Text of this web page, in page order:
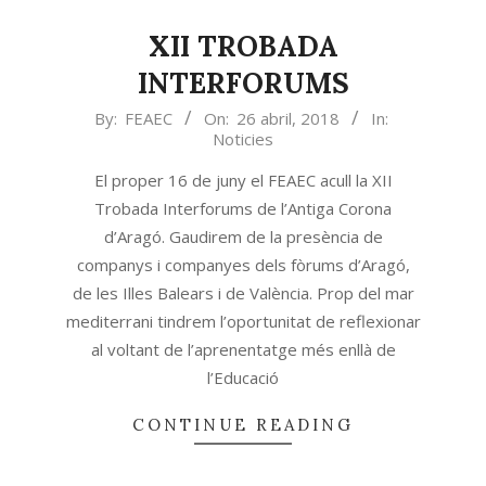
XII TROBADA
INTERFORUMS
2018-
By: FEAEC On: 26 abril, 2018
In:
Noticies
El proper 16 de juny el FEAEC acull la XII
Trobada Interforums de l’Antiga Corona
d’Aragó. Gaudirem de la presència de
companys i companyes dels fòrums d’Aragó,
de les Illes Balears i de València. Prop del mar
mediterrani tindrem l’oportunitat de reflexionar
al voltant de l’aprenentatge més enllà de
l’Educació
CONTINUE READING